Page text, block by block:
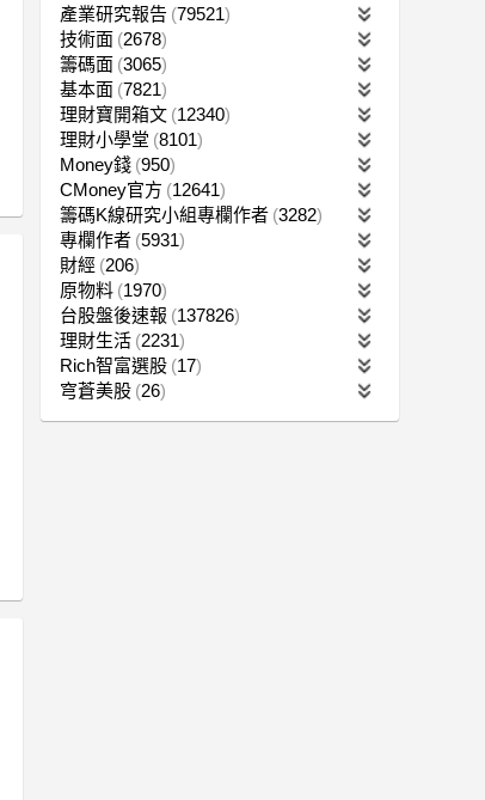
產業研究報告 79521
技術面 2678
籌碼面 3065
基本面 7821
理財寶開箱文 12340
理財小學堂 8101
Money錢 950
CMoney官方 12641
籌碼K線研究小組專欄作者 3282
專欄作者 5931
財經 206
原物料 1970
台股盤後速報 137826
理財生活 2231
Rich智富選股 17
穹蒼美股 26